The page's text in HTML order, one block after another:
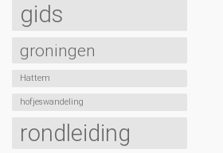
gids
groningen
Hattem
hofjeswandeling
rondleiding